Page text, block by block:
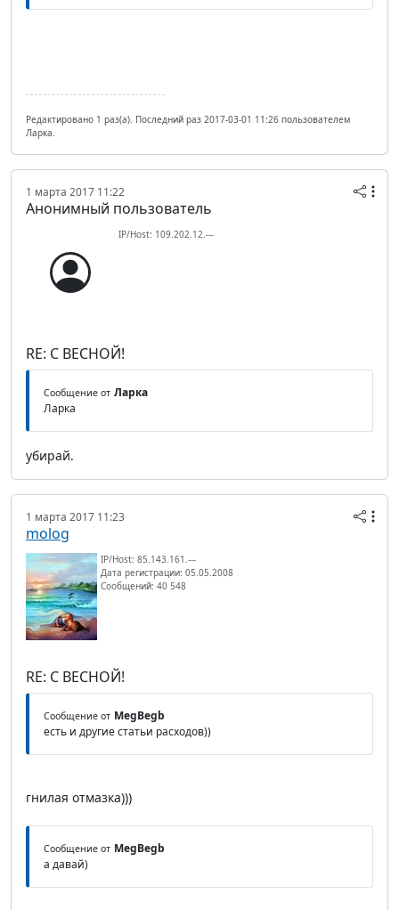
Редактировано 1 раз(а). Последний раз 2017-03-01 11:26 пользователем
Ларка.
1 марта 2017 11:22
Анонимный пользователь
IP/Host: 109.202.12.---
RE: С ВЕСНОЙ!
Сообщение от Ларка
Ларка
убирай.
1 марта 2017 11:23
molog
IP/Host: 85.143.161.---
Дата регистрации: 05.05.2008
Сообщений: 40 548
RE: С ВЕСНОЙ!
Сообщение от MegBegb
есть и другие статьи расходов))
гнилая отмазка)))
Сообщение от MegBegb
а давай)